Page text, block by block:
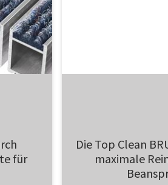
für
Die Top Clean
maximale